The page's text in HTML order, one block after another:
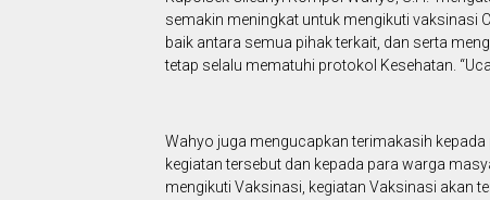
semakin meningkat untuk mengikuti vaksinasi
baik antara semua pihak terkait, dan serta
tetap selalu mematuhi protokol Kesehatan.
Wahyo juga mengucapkan terimakasih
kegiatan tersebut dan kepada para warga
mengikuti Vaksinasi, kegiatan Vaksinasi akan